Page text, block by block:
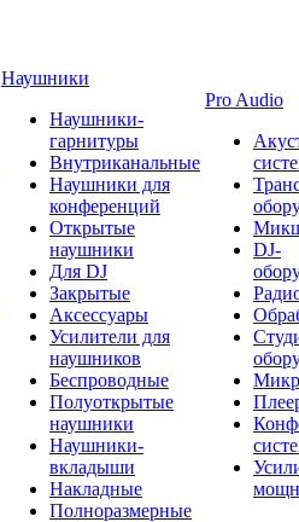
Наушники
Наушники-
гарнитуры
Внутриканальные
Наушники для
конференций
Открытые
наушники
Для DJ
Закрытые
Аксессуары
Усилители для
наушников
Беспроводные
Полуоткрытые
наушники
Наушники-
вкладыши
Накладные
Полноразмерные
Pro Audio
DJ-